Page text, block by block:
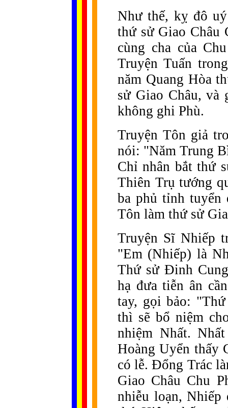
Như thế, kỵ đô
thứ sử Giao Châu
cùng cha của
Truyện Tuấn
năm Quang Hòa
sử Giao Châu, và
không ghi Phù.
Truyện Tôn giả
nói: "Năm Trung
Chỉ nhân bắt thứ
Thiên Trụ tướng
ba phủ tỉnh tuyển
Tôn làm thứ sử
Truyện Sĩ Nhiếp
"Em (Nhiếp) là
Thứ sử Đinh
hạ đưa tiễn ân
tay, gọi bảo:
thì sẽ bổ niệm
nhiệm Nhất.
Hoàng Uyển thấy
có lễ. Đổng Trác
Giao Châu Chu
nhiễu loạn,